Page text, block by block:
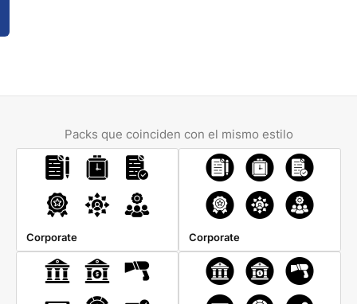
Packs que coinciden con el mismo estilo
Corporate Corporate